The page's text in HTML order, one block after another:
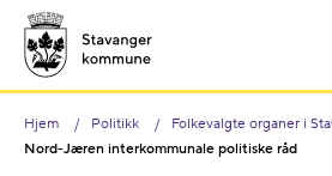
Hjem Politikk
Folkevalgte organer i
Nord-Jæren interkommunale politiske råd